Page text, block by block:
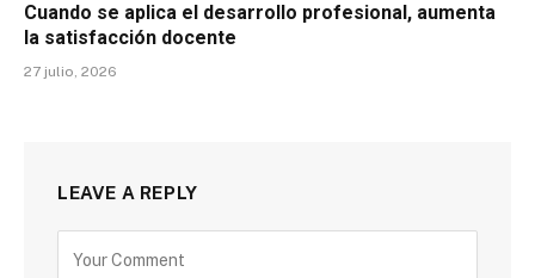
Cuando se aplica el desarrollo profesional, aumenta
la satisfacción docente
27 julio, 2026
LEAVE A REPLY